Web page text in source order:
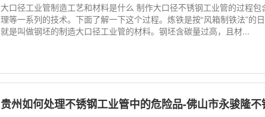
大口径工业管制造工艺和材料是什么 制作大口径不锈钢工业管的过程
理等一系列的技术。下面了解一下这个过程。炼铁是按“风箱制铁法”的
就是叫做钢坯的制造大口径工业管的材料。钢坯含碳量过高，且材...
贵州如何处理不锈钢工业管中的危险品-佛山市永骏隆不锈钢